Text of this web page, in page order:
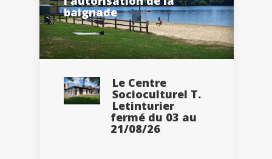
baignade
Le Centre
Socioculturel T.
Letinturier
fermé du 03 au
21/08/26